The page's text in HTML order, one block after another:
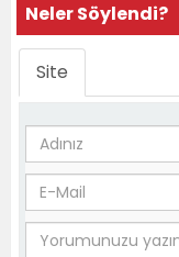
Neler Söylendi?
Site